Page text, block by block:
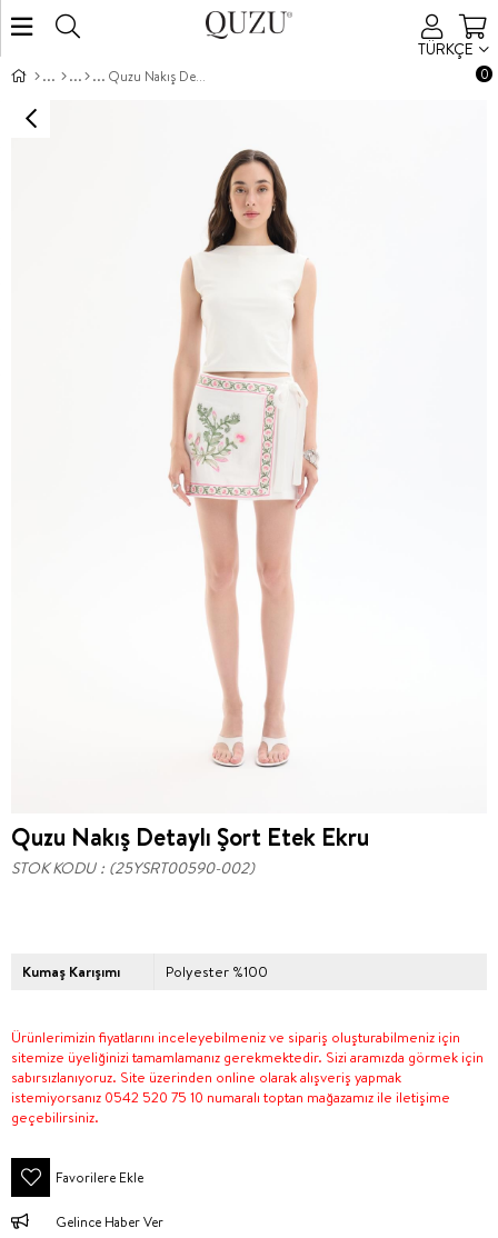
TÜRKÇE
0
Quzu Nakış Detaylı Şort Etek Ekru
Quzu Nakış Detaylı Şort Etek Ekru
STOK KODU (25YSRT00590-002)
Kumaş Karışımı Polyester %100
Ürünlerimizin fiyatlarını inceleyebilmeniz ve sipariş oluşturabilmeniz için
sitemize üyeliğinizi tamamlamanız gerekmektedir. Sizi aramızda görmek için
sabırsızlanıyoruz. Site üzerinden online olarak alışveriş yapmak
istemiyorsanız 0542 520 75 10 numaralı toptan mağazamız ile iletişime
geçebilirsiniz.
Favorilere Ekle
Gelince Haber Ver